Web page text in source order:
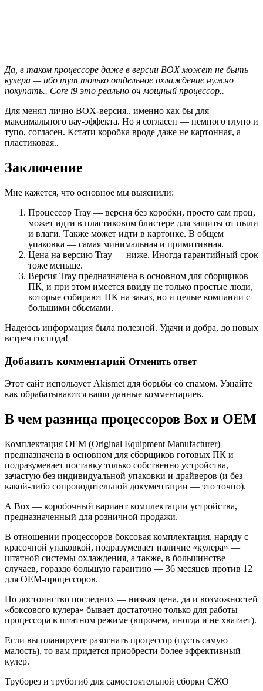
Да, в таком процессоре даже в версии BOX может не быть
кулера — ибо тут только отдельное охлаждение нужно
покупать.. Core i9 это реально оч мощный процессор..
Для менял лично BOX-версия.. именно как бы для
максимального вау-эффекта. Но я согласен — немного глупо и
тупо, согласен. Кстати коробка вроде даже не картонная, а
пластиковая..
Заключение
Мне кажется, что основное мы выяснили:
Процессор Tray — версия без коробки, просто сам проц,
может идти в пластиковом блистере для защиты от пыли
и влаги. Также может идти в картонке. В общем
упаковка — самая минимальная и примитивная.
Цена на версию Tray — ниже. Иногда гарантийный срок
тоже меньше.
Версия Tray предназначена в основном для сборщиков
ПК, и при этом имеется ввиду не только простые люди,
которые собирают ПК на заказ, но и целые компании с
большими обьемами.
Надеюсь информация была полезной. Удачи и добра, до новых
встреч господа!
Добавить комментарий Отменить ответ
Этот сайт использует Akismet для борьбы со спамом. Узнайте
как обрабатываются ваши данные комментариев.
В чем разница процессоров Box и OEM
Комплектация OEM (Original Equipment Manufacturer)
предназначена в основном для сборщиков готовых ПК и
подразумевает поставку только собственно устройства,
зачастую без индивидуальной упаковки и драйверов (и без
какой-либо сопроводительной документации — это точно).
А Box — коробочный вариант комплектации устройства,
предназначенный для розничной продажи.
В отношении процессоров боксовая комплектация, наряду с
красочной упаковкой, подразумевает наличие «кулера» —
штатной системы охлаждения, а также, в большинстве
случаев, гораздо большую гарантию — 36 месяцев против 12
для ОЕМ-процессоров.
Но достоинство последних — низкая цена, да и возможностей
«боксового кулера» бывает достаточно только для работы
процессора в штатном режиме (впрочем, иногда и не хватает).
Если вы планируете разогнать процессор (пусть самую
малость), то вам придется приобрести более эффективный
кулер.
Труборез и трубогиб для самостоятельной сборки СЖО